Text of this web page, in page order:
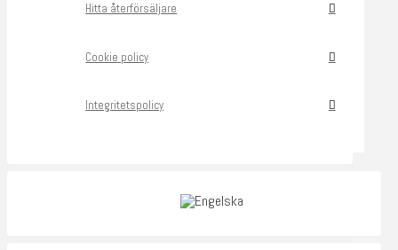
Hitta återförsäljare
Cookie policy
Integritetspolicy